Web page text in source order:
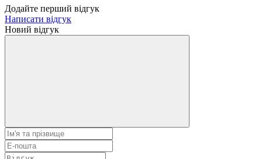
Додайте перший відгук
Написати відгук
Новий відгук